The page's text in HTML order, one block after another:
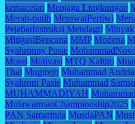
kemacetan Menjaga Lingkungan
Merah-putih MerawatPertiwi
PejabatInstruksi Mendagri
MitigasiBencana MMP Modena
Syahronny Pasie
Moral Motivasi MTQ Kaltim
Thai Mugirejo Muhammad
Syahroni Pasie Muhammad
MUHAMMADIYAH
MulawarmanChampionship2025
PAN Samarinda MusdaPAN